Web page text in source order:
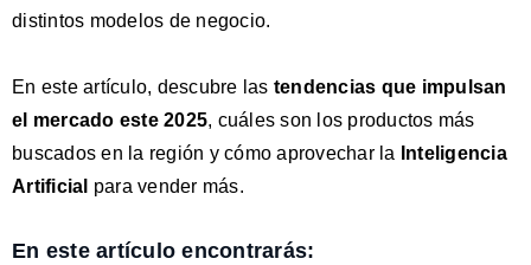
distintos modelos de negocio.
En este artículo, descubre las tendencias que impulsan
el mercado este 2025, cuáles son los productos más
buscados en la región y cómo aprovechar la
Inteligencia
Artificial para vender más.
En este artículo encontrarás: